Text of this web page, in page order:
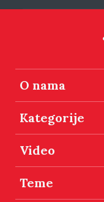
O nama
Kategorije
Video
Teme